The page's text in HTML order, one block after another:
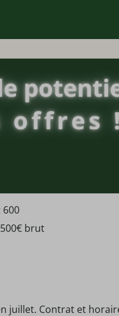
600
brut
juillet. Contrat et